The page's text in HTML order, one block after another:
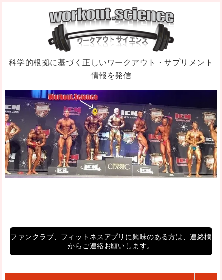
科学的根拠に基づく正しいワークアウト・サプリメント
情報を発信
ファンクラブ、フィットネスアプリに興味のある方は、連絡欄
からご連絡お願いします。